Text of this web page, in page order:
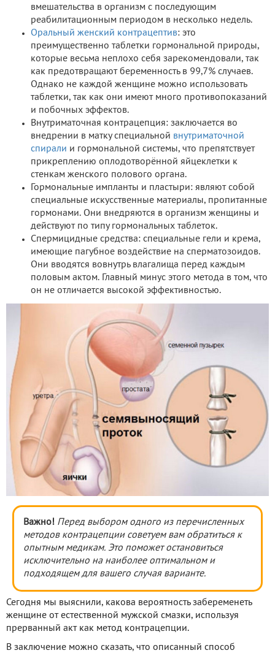
вмешательства в организм с последующим
реабилитационным периодом в несколько недель.
Оральный женский контрацептив: это
преимущественно таблетки гормональной природы,
которые весьма неплохо себя зарекомендовали, так
как предотвращают беременность в 99,7% случаев.
Однако не каждой женщине можно использовать
таблетки, так как они имеют много противопоказаний
и побочных эффектов.
Внутриматочная контрацепция: заключается во
внедрении в матку специальной внутриматочной
спирали и гормональной системы, что препятствует
прикреплению оплодотворённой яйцеклетки к
стенкам женского полового органа.
Гормональные импланты и пластыри: являют собой
специальные искусственные материалы, пропитанные
гормонами. Они внедряются в организм женщины и
действуют по типу гормональных таблеток.
Спермицидные средства: специальные гели и крема,
имеющие пагубное воздействие на сперматозоидов.
Они вводятся вовнутрь влагалища перед каждым
половым актом. Главный минус этого метода в том, что
он не отличается высокой эффективностью.
Важно! Перед выбором одного из перечисленных
методов контрацепции советуем вам обратиться к
опытным медикам. Это поможет остановиться
исключительно на наиболее оптимальном и
подходящем для вашего случая варианте.
Сегодня мы выяснили, какова вероятность забеременеть
женщине от естественной мужской смазки, используя
прерванный акт как метод контрацепции.
В заключение можно сказать, что описанный способ